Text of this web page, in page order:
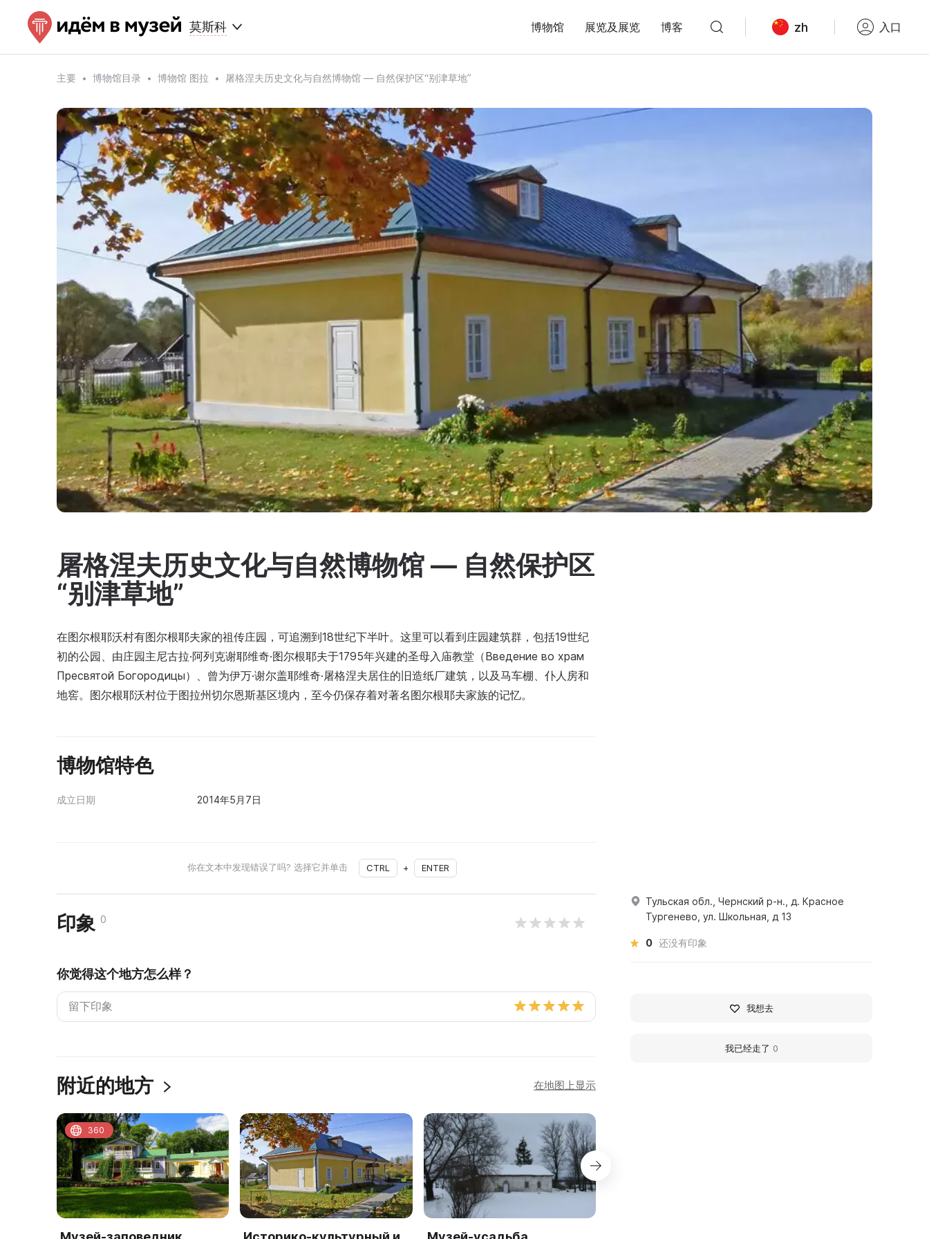
莫斯科 博物馆 展览及展览 博客 zh 入口
主要 博物馆目录 博物馆 图拉 屠格涅夫历史文化与自然博物馆 — 自然保护区“别津草地”
屠格涅夫历史文化与自然博物馆 — 自然保护区
“别津草地”
在图尔根耶沃村有图尔根耶夫家的祖传庄园，可追溯到18世纪下半叶。这里可以看到庄园建筑群，包括19世纪
初的公园、由庄园主尼古拉·阿列克谢耶维奇·图尔根耶夫于1795年兴建的圣母入庙教堂（Введение во храм
Пресвятой Богородицы）、曾为伊万·谢尔盖耶维奇·屠格涅夫居住的旧造纸厂建筑，以及马车棚、仆人房和
地窖。图尔根耶沃村位于图拉州切尔恩斯基区境内，至今仍保存着对著名图尔根耶夫家族的记忆。
博物馆特色
成立日期 2014年5月7日
你在文本中发现错误了吗? 选择它并单击 CTRL + ENTER
印象 0
你觉得这个地方怎么样？
附近的地方 在地图上显示
360
Тульская обл., Чернский р-н., д. Красное
Тургенево, ул. Школьная, д 13
0 还没有印象
我想去
我已经走了 0